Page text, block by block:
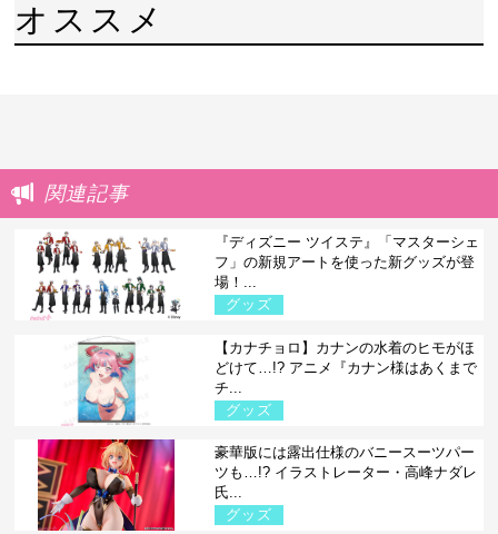
オススメ
関連記事
『ディズニー ツイステ』「マスターシェ
フ」の新規アートを使った新グッズが登
場！...
グッズ
【カナチョロ】カナンの水着のヒモがほ
どけて…!? アニメ『カナン様はあくまで
チ...
グッズ
豪華版には露出仕様のバニースーツパー
ツも…!? イラストレーター・高峰ナダレ
氏...
グッズ